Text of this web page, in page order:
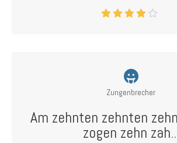
Zungenbrecher
Am zehnten zehnten
zogen zehn